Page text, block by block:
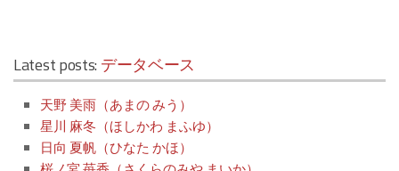
Latest posts: データベース
天野 美雨（あまの みう）
星川 麻冬（ほしかわ まふゆ）
日向 夏帆（ひなた かほ）